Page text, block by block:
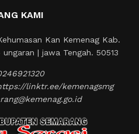
KAMI
Kan Kemenag Kab.
| jawa Tengah. 50513
linktr.ee/kemenagsmg